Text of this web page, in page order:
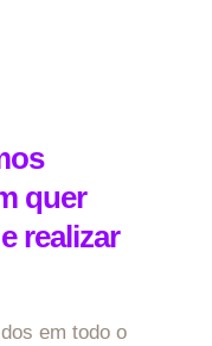
quer
realizar
em todo o